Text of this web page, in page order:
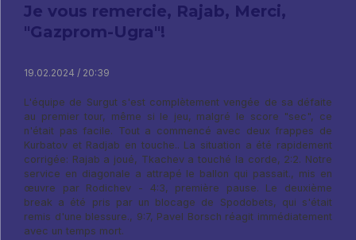
Je vous remercie, Rajab, Merci,
"Gazprom-Ugra"!
19.02.2024 / 20:39
L'équipe de Surgut s'est complètement vengée de sa défaite
au premier tour, même si le jeu, malgré le score "sec", ce
n'était pas facile. Tout a commencé avec deux frappes de
Kurbatov et Radjab en touche.. La situation a été rapidement
corrigée: Rajab a joué, Tkachev a touché la corde, 2:2. Notre
service en diagonale a attrapé le ballon qui passait., mis en
œuvre par Rodichev - 4:3, première pause. Le deuxième
break a été pris par un blocage de Spodobets, qui s'était
remis d'une blessure., 9:7, Pavel Borsch réagit immédiatement
avec un temps mort.